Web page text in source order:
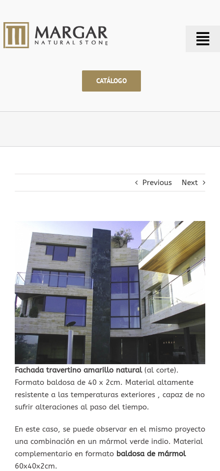
contenido
CATÁLOGO
Previous Next
Larger
Image
Fachada travertino amarillo natural(al corte).
Formato baldosa de 40 x 2cm. Material altamente
resistente a las temperaturas exteriores , capaz de no
sufrir alteraciones al paso del tiempo.
En este caso, se puede observar en el mismo proyecto
una combinación en un mármol verde indio. Material
complementario en formato baldosa de mármol
60x40x2cm.